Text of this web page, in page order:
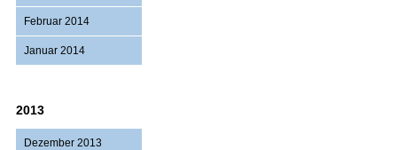
Februar 2014
Januar 2014
2013
Dezember 2013